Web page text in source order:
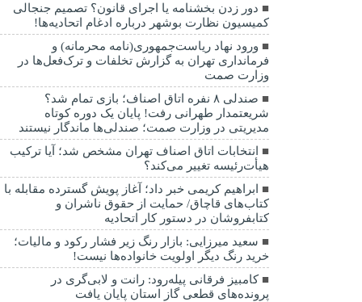
دور زدن بخشنامه یا اجرای قانون؟ تصمیم جنجالی
کمیسیون نظارت بوشهر درباره ادغام اتحادیه‌ها!
ورود نهاد ریاست‌جمهوری(نامه محرمانه) و
فرمانداری تهران به گزارش تخلفات و ترک‌فعل‌ها در
وزارت صمت
صندلی ۸ نفره اتاق اصناف؛ بازی تمام شد؟
شریعتمدار طهرانی رفت! پایان یک دوره کوتاه
مدیریتی در وزارت صمت؛ صندلی‌ها ماندگار نیستند
انتخابات اتاق اصناف تهران مشخص شد؛ آیا ترکیب
هیأت‌رئیسه تغییر می‌کند؟
ابراهیم کریمی خبر داد؛ آغاز پویش گسترده مقابله با
کتاب‌های قاچاق/ حمایت از حقوق ناشران و
کتابفروشان در دستور کار اتحادیه
سعید میرزایی: بازار رنگ زیر فشار رکود و مالیات؛
خرید رنگ دیگر اولویت خانواده‌ها نیست!
کامبیز فرقانی پیله‌رود: رانت و لابی‌گری در
پرونده‌های قطعی گاز استان پایان یافت